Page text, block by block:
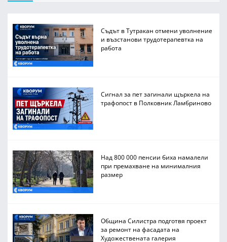
Съдът в Тутракан отмени уволнение
и възстанови трудотерапевтка на
работа
Сигнал за пет загинали щъркела на
трафопост в Полковник Ламбриново
Над 800 000 пенсии биха намалели
при премахване на минималния
размер
Община Силистра подготвя проект
за ремонт на фасадата на
Художествената галерия